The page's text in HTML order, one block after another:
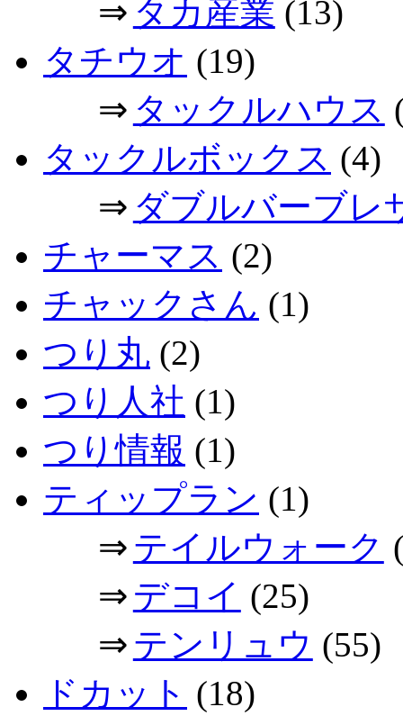
⇒ タカ産業 (13)
タチウオ (19)
⇒ タックルハウス
タックルボックス (4)
⇒ ダブルバーブレ
チャーマス (2)
チャックさん (1)
つり丸 (2)
つり人社 (1)
つり情報 (1)
ティップラン (1)
⇒ テイルウォーク
⇒ デコイ (25)
⇒ テンリュウ (55)
ドカット (18)